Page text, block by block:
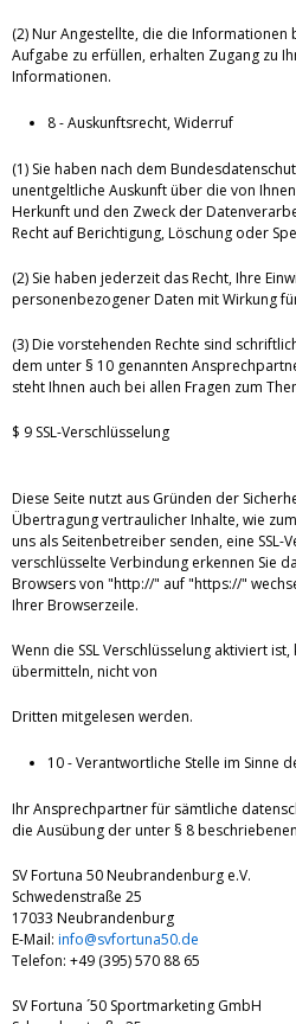
(2) Nur Angestellte, die die Informationen
Aufgabe zu erfüllen, erhalten Zugang zu
Informationen.
8 - Auskunftsrecht, Widerruf
(1) Sie haben nach dem
unentgeltliche Auskunft über die von
Herkunft und den Zweck der
Recht auf Berichtigung, Löschung oder
(2) Sie haben jederzeit das Recht, Ihre
personenbezogener Daten mit Wirkung
(3) Die vorstehenden Rechte sind
dem unter § 10 genannten
steht Ihnen auch bei allen Fragen zum
$ 9 SSL-Verschlüsselung
Diese Seite nutzt aus Gründen der
Übertragung vertraulicher Inhalte, wie
uns als Seitenbetreiber senden, eine SSL-
verschlüsselte Verbindung erkennen Sie
Browsers von "http://" auf "https://"
Ihrer Browserzeile.
Wenn die SSL Verschlüsselung aktiviert
übermitteln, nicht von
Dritten mitgelesen werden.
10 - Verantwortliche Stelle im Sinne
Ihr Ansprechpartner für sämtliche
die Ausübung der unter § 8
SV Fortuna 50 Neubrandenburg e.V.
Schwedenstraße 25
17033 Neubrandenburg
E-Mail: info@svfortuna50.de
Telefon: +49 (395) 570 88 65
SV Fortuna ´50 Sportmarketing GmbH